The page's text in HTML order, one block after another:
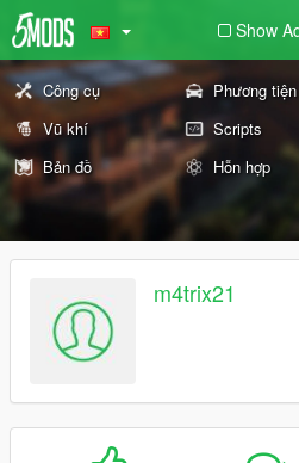
Show
Công cụ Phương tiện
Vũ khí
Scripts
Bản đồ
Hỗn hợp
m4trix21